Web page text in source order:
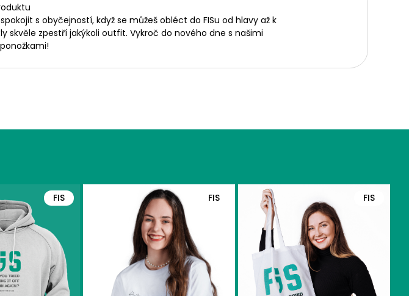
s obyčejností, když se můžeš obléct do FISu od hlavy až k
skvěle zpestří jakýkoli outfit. Vykroč do nového dne s našimi
FIS FIS FIS